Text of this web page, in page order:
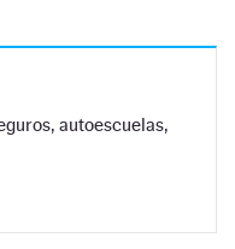
autoescuelas,